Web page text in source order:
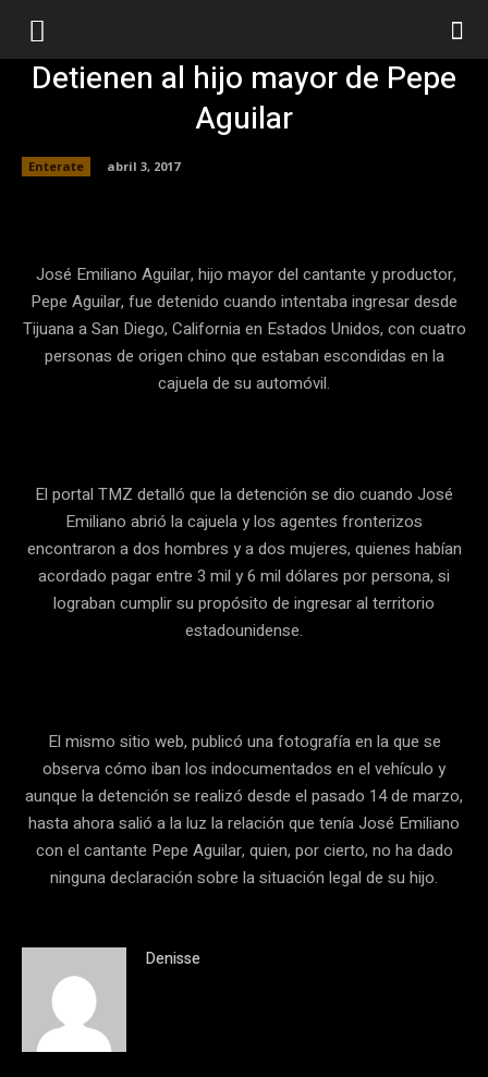
Detienen al hijo mayor de Pepe
Aguilar
Enterate
abril 3, 2017
José Emiliano Aguilar, hijo mayor del cantante y productor,
Pepe Aguilar, fue detenido cuando intentaba ingresar desde
Tijuana a San Diego, California en Estados Unidos, con cuatro
personas de origen chino que estaban escondidas en la
cajuela de su automóvil.
El portal TMZ detalló que la detención se dio cuando José
Emiliano abrió la cajuela y los agentes fronterizos
encontraron a dos hombres y a dos mujeres, quienes habían
acordado pagar entre 3 mil y 6 mil dólares por persona, si
lograban cumplir su propósito de ingresar al territorio
estadounidense.
El mismo sitio web, publicó una fotografía en la que se
observa cómo iban los indocumentados en el vehículo y
aunque la detención se realizó desde el pasado 14 de marzo,
hasta ahora salió a la luz la relación que tenía José Emiliano
con el cantante Pepe Aguilar, quien, por cierto, no ha dado
ninguna declaración sobre la situación legal de su hijo.
Denisse